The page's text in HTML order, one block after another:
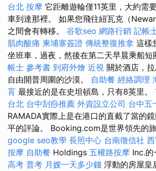
台北 按摩 它距離遊輪僅11英里，大約需
車到達那裡。 如果您飛往紐瓦克（
之間會有轉移。 谷歌seo 網路行銷 記帳
肌肉酸痛 柬埔寨簽證 傳統整復推拿 這樣
坐班車，過夜，然後在第二天早晨乘船短
帳士 參考書 到府外燴 近視 關於酒店，
自由開普周圍的沙漠。 自助餐 經絡調理
肓 最接近的是在史坦頓島，只有8英里。
台北 台中刮痧推薦 外資設立公司 台中五
RAMADA實際上是在港口的直截了當的
平的評論。 Booking.com是世界領先的
google seo教學 長照中心 台南徵信社
按摩 自助餐 Holdings 五權路按摩 Inc.的
高考 普考 月嫂一天多少錢 浮動的房屋皇